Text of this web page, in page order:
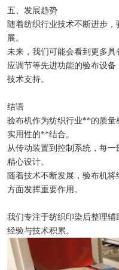
五、发展趋势
随着纺织行业技术不断进步
展。
未来，我们可能会看到更多
应调节等先进功能的验布设
技术支持。
结语
验布机作为纺织行业**的质量
实用性的**结合。
从传动装置到控制系统，每
精心设计。
随着技术不断发展，验布机
方面发挥重要作用。
我们专注于纺织印染后整理
经验与技术积累。